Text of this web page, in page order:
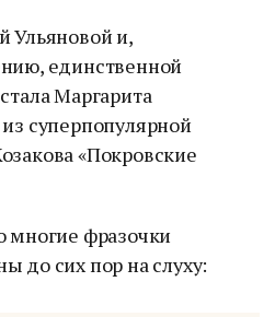
Ульяновой и,
единственной
Маргарита
суперпопулярной
«Покровские
многие фразочки
до сих пор на слуху: